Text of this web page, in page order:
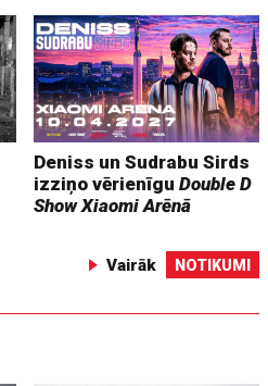
Deniss un Sudrabu Sirds
izziņo vērienīguDouble D
Show Xiaomi Arēnā
Vairāk NOTIKUMI